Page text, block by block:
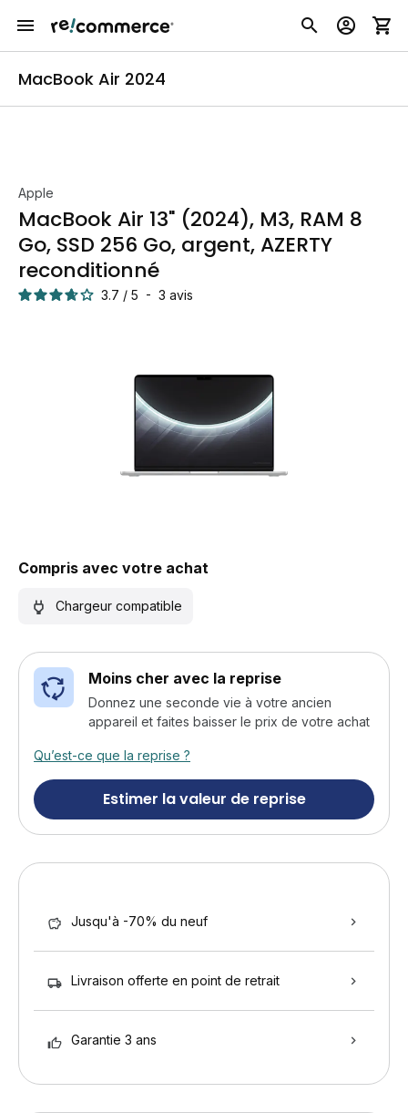
MacBook Air 2024
Apple
MacBook Air 13" (2024), M3, RAM 8
Go, SSD 256 Go, argent, AZERTY
reconditionné
3.7 / 5 - 3 avis
Compris avec votre achat
Chargeur compatible
Moins cher avec la reprise
Donnez une seconde vie à votre ancien
appareil et faites baisser le prix de votre achat
Qu’est-ce que la reprise ?
Estimer la valeur de reprise
Jusqu'à -70% du neuf
Livraison offerte en point de retrait
Garantie 3 ans